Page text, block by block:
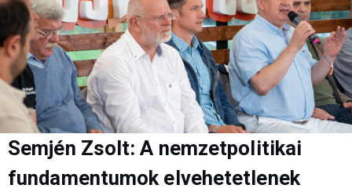
Semjén Zsolt: A nemzetpolitikai
fundamentumok elvehetetlenek